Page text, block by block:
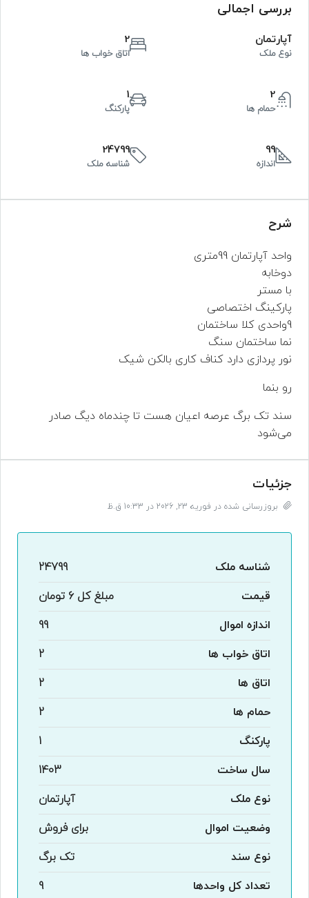
بررسی اجمالی
آپارتمان
نوع ملک
2
اتاق خواب ها
2
حمام ها
1
پارکنگ
99
اندازه
24799
شناسه ملک
شرح
واحد آپارتمان 99متری
دوخابه
با مستر
پارکینگ اختصاصی
9واحدی کلا ساختمان
نما ساختمان سنگ
نور پردازی دارد کناف کاری بالکن شیک
رو بنما
سند تک برگ عرصه اعیان هست تا چندماه دیگ صادر
می‌شود
جزئیات
بروزرسانی شده در فوریه 23, 2026 در 10:33 ق.ظ
شناسه ملک
24799
قیمت
مبلغ کل 6 تومان
اندازه اموال
99
اتاق خواب ها
2
اتاق ها
2
حمام ها
2
پارکنگ
1
سال ساخت
1403
نوع ملک
آپارتمان
وضعیت اموال
برای فروش
نوع سند
تک برگ
تعداد کل واحدها
9